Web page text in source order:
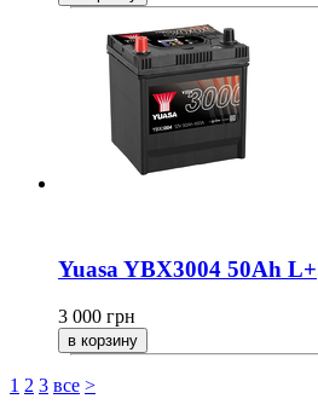
Yuasa YBX3004 50Ah L+
3 000 грн
1 2 3 все >